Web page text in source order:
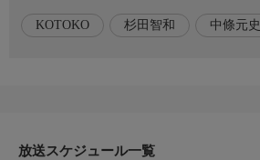
(小学館「マンガワン」連載中)
【製作】ウェイブ
KOTOKO 杉田智和 中條元史
放送スケジュール一覧